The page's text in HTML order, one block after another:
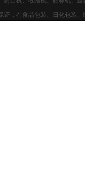
，在食品包装、日化包装